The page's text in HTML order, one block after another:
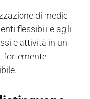
di medie
flessibili e agili
e attività in un
fortemente